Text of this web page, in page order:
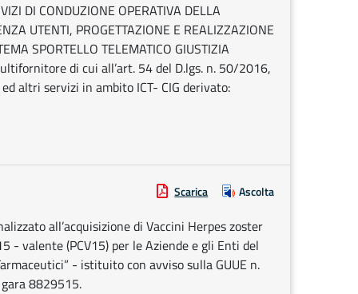
DI CONDUZIONE OPERATIVA DELLA
UTENTI, PROGETTAZIONE E REALIZZAZIONE
SPORTELLO TELEMATICO GIUSTIZIA
di cui all’art. 54 del D.lgs. n. 50/2016,
altri servizi in ambito ICT- CIG derivato:
Scarica Ascolta
all’acquisizione di Vaccini Herpes zoster
- valente (PCV15) per le Aziende e gli Enti del
- istituito con avviso sulla GUUE n.
8829515.